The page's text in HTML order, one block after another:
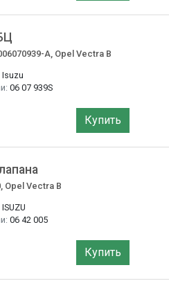
A, Opel Vectra B
Isuzu
06 07 939S
Купить
Opel Vectra B
ISUZU
06 42 005
Купить